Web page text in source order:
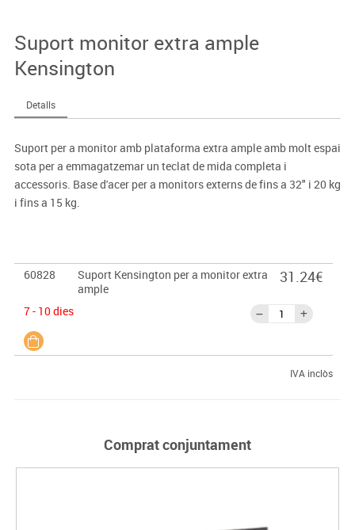
Suport monitor extra ample
Kensington
Detalls
Suport per a monitor amb plataforma extra ample amb molt espai
sota per a emmagatzemar un teclat de mida completa i
accessoris. Base d'acer per a monitors externs de fins a 32" i 20 kg
i fins a 15 kg.
60828
Suport Kensington per a monitor extra
ample
7 - 10 dies
31.24€
IVA inclòs
Comprat conjuntament